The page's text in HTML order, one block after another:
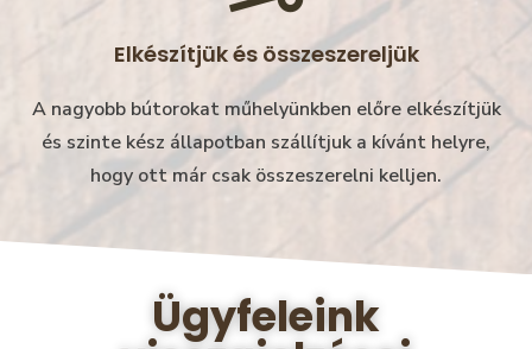
Elkészítjük és összeszereljük
A nagyobb bútorokat műhelyünkben előre elkészítjük
és szinte kész állapotban szállítjuk a kívánt helyre,
hogy ott már csak összeszerelni kelljen.
Ügyfeleink